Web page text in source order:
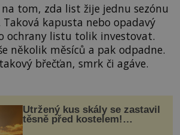
tom, zda list žije jednu sezónu
kapusta nebo opadavý
ochrany listu tolik investovat.
několik měsíců a pak odpadne.
břečťan, smrk či agáve.
Utržený kus skály se zastavil
těsně před kostelem!
Ochránila ho boží síla?